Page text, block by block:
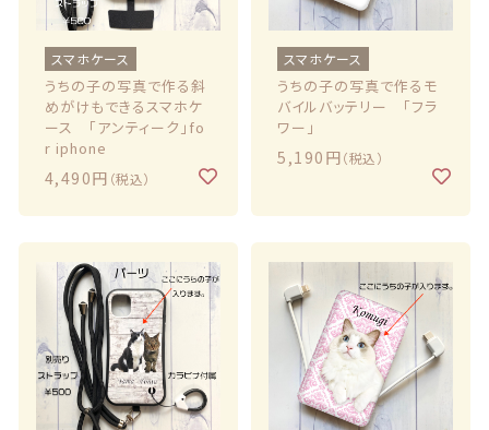
スマホケース
うちの子の写真で作る斜
めがけもできるスマホケ
ース 「アンティーク」fo
r iphone
4,490円 （税込）
スマホケース
うちの子の写真で作るモ
バイルバッテリー 「フラ
ワー」
5,190円（税込）